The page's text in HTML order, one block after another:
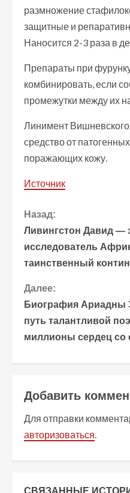
размножение
защитные и
Наносится 2-3 раза в
Препараты при
комбинировать, если
промежутки между их
Линимент
средство от
поражающих кожу.
Источник
П
р
о
д
о
л
ж
и
т
ь
Назад:
Ливингстон Давид —
исследователь
таинственный
Далее:
Биография
путь талантливой
миллионы сердец со
Добавить
Для отправки
авторизоваться.
СВЯЗАННЫЕ